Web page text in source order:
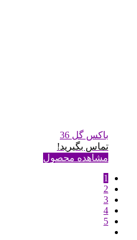
باکس گل 36
تماس بگیرید!
مشاهده محصول
1
2
3
4
5